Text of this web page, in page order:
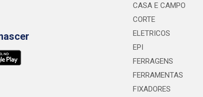
CASA E CAMPO
CORTE
ELETRICOS
EPI
FERRAGENS
FERRAMENTAS
FIXADORES